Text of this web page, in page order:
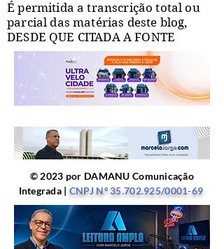
É permitida a transcrição total ou
parcial das matérias deste blog,
DESDE QUE CITADA A FONTE
© 2023 por DAMANU Comunicação
Integrada | CNPJ Nº35.702.925/0001-69